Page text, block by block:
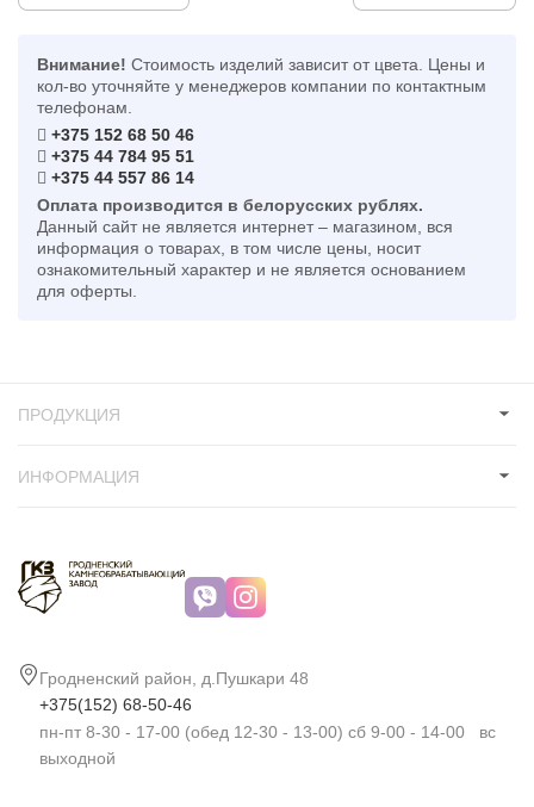
Внимание! Стоимость изделий зависит от цвета. Цены и
кол-во уточняйте у менеджеров компании по контактным
телефонам.
+375 152 68 50 46
+375 44 784 95 51
+375 44 557 86 14
Оплата производится в белорусских рублях.
Данный сайт не является интернет – магазином, вся
информация о товарах, в том числе цены, носит
ознакомительный характер и не является основанием
для оферты.
Гродненский район, д.Пушкари 48
+375(152) 68-50-46
пн-пт 8-30 - 17-00 (обед 12-30 - 13-00) сб 9-00 - 14-00 вс
выходной
ПРОДУКЦИЯ
ИНФОРМАЦИЯ